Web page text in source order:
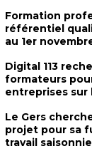
Formation
référentiel
au 1er
Digital 113
formateurs
entreprises sur
Le Gers
projet pour sa
travail